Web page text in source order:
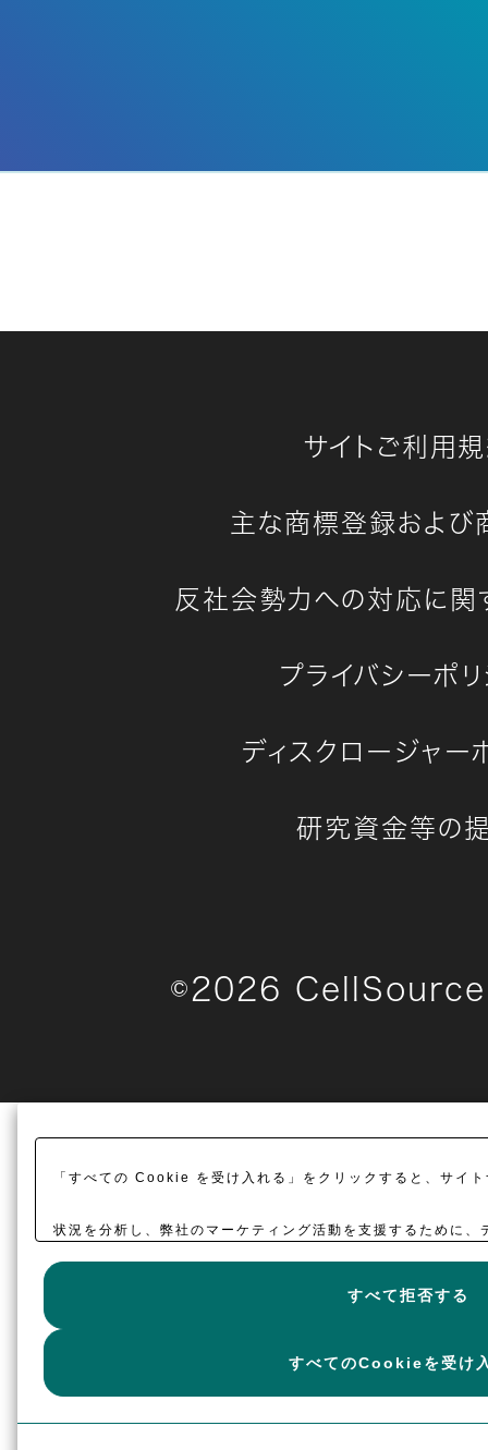
サイトご利用
主な商標登録および
反社会勢力への対応に関
プライバシーポ
ディスクロージャー
研究資金等の
©2026
「すべての Cookie を受け入れる」をクリックすると、サイ
状況を分析し、弊社のマーケティング活動を支援するために
すべて拒否する
すべてのCookieを受け